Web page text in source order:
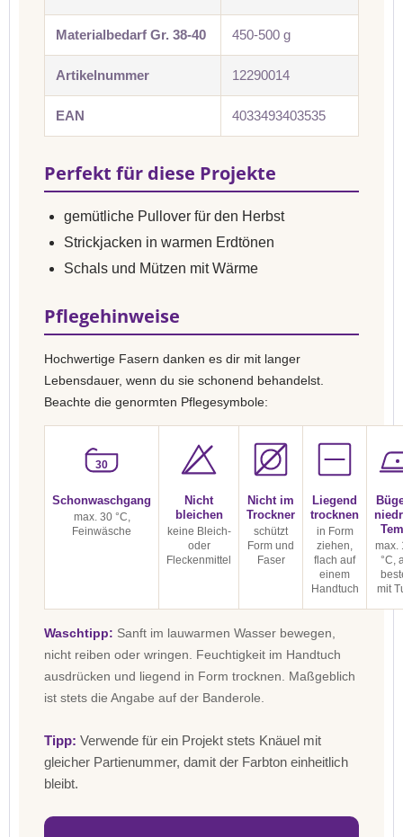
Materialbedarf Gr. 38-40 450-500 g
Artikelnummer 12290014
EAN 4033493403535
Perfekt für diese Projekte
gemütliche Pullover für den Herbst
Strickjacken in warmen Erdtönen
Schals und Mützen mit Wärme
Pflegehinweise
Hochwertige Fasern danken es dir mit langer
Lebensdauer, wenn du sie schonend behandelst.
Beachte die genormten Pflegesymbole:
30
Schonwaschgang
max. 30 °C,
Feinwäsche
Nicht
bleichen
keine Bleich-
oder
Fleckenmittel
Nicht im
Trockner
schützt
Form und
Faser
Liegend
trocknen
in Form
ziehen,
flach auf
einem
Handtuch
max.
°C,
mit
Waschtipp: Sanft im lauwarmen Wasser bewegen,
nicht reiben oder wringen. Feuchtigkeit im Handtuch
ausdrücken und liegend in Form trocknen. Maßgeblich
ist stets die Angabe auf der Banderole.
Tipp: Verwende für ein Projekt stets Knäuel mit
gleicher Partienummer, damit der Farbton einheitlich
bleibt.